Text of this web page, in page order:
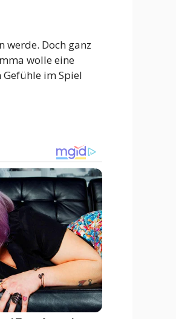
werde. Doch ganz
wolle eine
Gefühle im Spiel